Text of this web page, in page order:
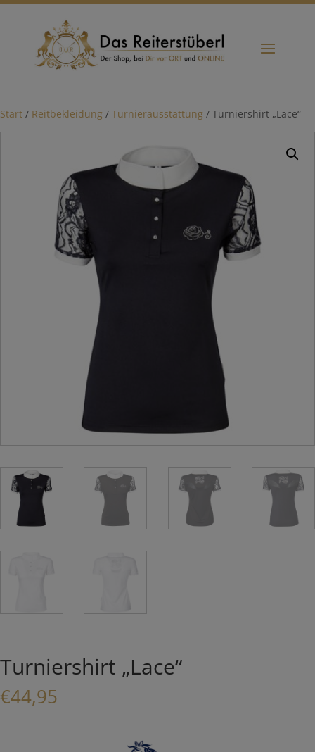
Start / Reitbekleidung / Turnierausstattung / Turniershirt „Lace“
Turniershirt „Lace“
€44,95